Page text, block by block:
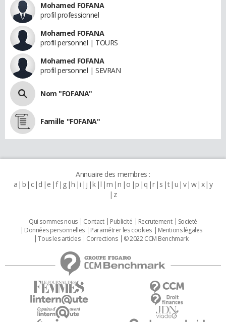
Mohamed FOFANA
profil professionnel
Mohamed FOFANA
profil personnel | TOURS
Mohamed FOFANA
profil personnel | SEVRAN
Nom "FOFANA"
Famille "FOFANA"
Annuaire des membres :
a b c d e f g h i j k l m n o p q r s t u v w x y
z
Qui sommes nous Contact Publicité Recrutement
Societé
Données personnelles
Paramétrer les cookies
Mentions légales
Tous les articles
Corrections © 2022 CCM Benchmark